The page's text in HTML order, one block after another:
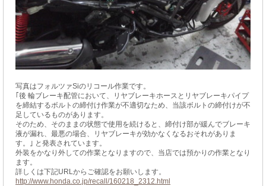
写真はフォルツァSiのリコール作業です。
｢後 輪ブレーキ配管において、リヤブレーキホースとリヤブレーキパイプ
を締結するボルトの締付け作業が不適切なため、当該ボルトの締付けが不
足しているものがあります。
そのため、そのままの状態で使用を続けると、締付け部が緩んでブレーキ
液が漏れ、最悪の場合、リヤブレーキが効かなくなるおそれがありま
す。｣ と発表されています。
外装をかなり外しての作業となりますので、当店では預かりの作業となり
ます。
詳しくは下記URLからご確認をお願いします。
http://www.honda.co.jp/recall/160218_2312.html